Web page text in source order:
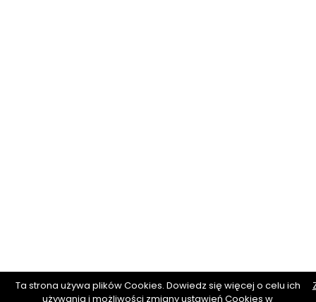
Ta strona używa plików Cookies. Dowiedz się więcej o celu ich
używania i możliwości zmiany ustawień Cookies w